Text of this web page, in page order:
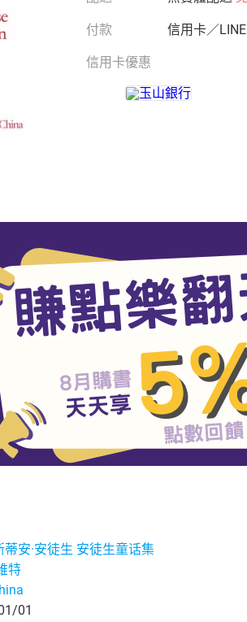
付款 信用卡／
信用卡優惠
蒂安·安徒生 安徒生童话集
特
01